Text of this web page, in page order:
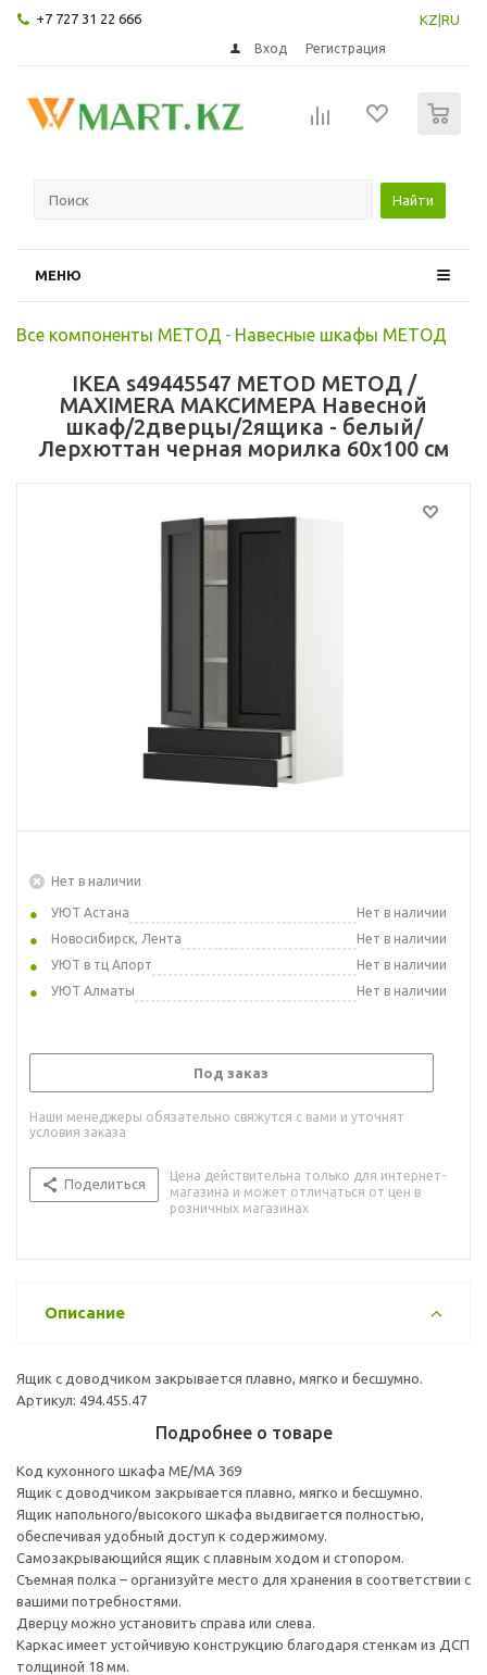
+7 727 31 22 666 KZ RU
Вход Регистрация
Найти
МЕНЮ
Все компоненты МЕТОД - Навесные шкафы МЕТОД
IKEA s49445547 METOD МЕТОД /
MAXIMERA МАКСИМЕРА Навесной
шкаф/2дверцы/2ящика - белый/
Лерхюттан черная морилка 60x100 см
Нет в наличии
УЮТ Астана
Нет в наличии
Новосибирск, Лента
Нет в наличии
УЮТ в тц Апорт
Нет в наличии
УЮТ Алматы
Нет в наличии
Под заказ
Наши менеджеры обязательно свяжутся с вами и уточнят
условия заказа
Поделиться
Цена действительна только для интернет-
магазина и может отличаться от цен в
розничных магазинах
Описание
Ящик с доводчиком закрывается плавно, мягко и бесшумно.
Артикул: 494.455.47
Подробнее о товаре
Код кухонного шкафа ME/MA 369
Ящик с доводчиком закрывается плавно, мягко и бесшумно.
Ящик напольного/высокого шкафа выдвигается полностью,
обеспечивая удобный доступ к содержимому.
Cамозакрывающийся ящик с плавным ходом и стопором.
Съемная полка – организуйте место для хранения в соответствии с
вашими потребностями.
Дверцу можно установить справа или слева.
Каркас имеет устойчивую конструкцию благодаря стенкам из ДСП
толщиной 18 мм.